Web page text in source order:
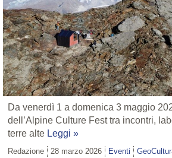
Da venerdì 1 a domenica 3 maggio
dell’Alpine Culture Fest tra incontri,
terre alte Leggi »
Redazione 28 marzo 2026 Eventi